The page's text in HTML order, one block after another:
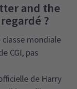
and the
?
mondiale
CGI, pas
de Harry